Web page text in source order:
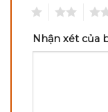
Nhận xét của